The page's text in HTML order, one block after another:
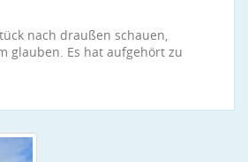
nach draußen schauen,
glauben. Es hat aufgehört zu